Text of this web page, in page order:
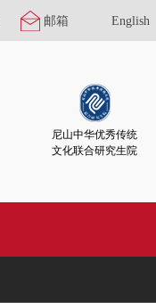
邮箱 English
尼山中华优秀传统
文化联合研究生院